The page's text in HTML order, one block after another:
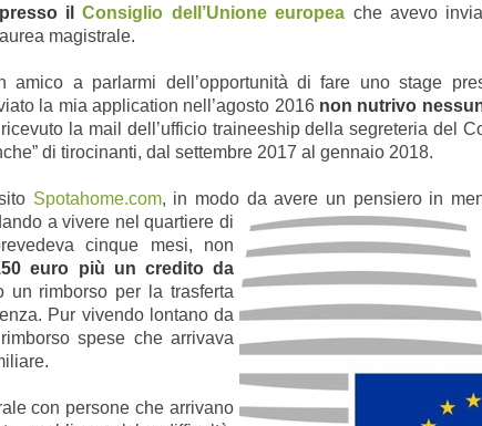
ilConsiglio dell’Unione europea che avevo
magistrale.
amico a parlarmi dell’opportunità di fare uno stage
la mia application nell’agosto 2016 non nutrivo
la mail dell’ufficio traineeship della segreteria del
di tirocinanti, dal settembre 2017 al gennaio 2018.
Spotahome.com, in modo da avere un pensieroin
a vivere nel quartiere di
cinque mesi, non
euro più un credito da
un rimborso per la trasferta
Pur vivendo lontano da
spese che arrivava
con persone che arrivano